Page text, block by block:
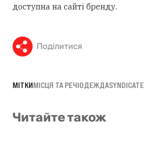
доступна на сайті бренду.
Поділитися
МІТКИМІСЦЯ ТА РЕЧІОДЕЖДАSYNDICATE
Читайте також